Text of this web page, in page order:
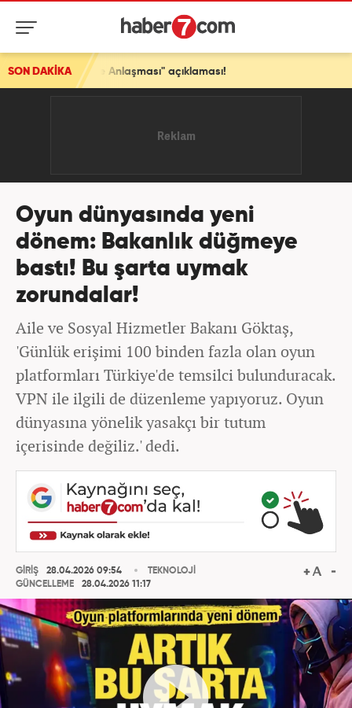
SON DAKİKA
açıklaması!
Oyun dünyasında yeni
dönem: Bakanlık düğmeye
bastı! Bu şarta uymak
zorundalar!
Aile ve Sosyal Hizmetler Bakanı Göktaş,
'Günlük erişimi 100 binden fazla olan oyun
platformları Türkiye'de temsilci bulunduracak.
VPN ile ilgili de düzenleme yapıyoruz. Oyun
dünyasına yönelik yasakçı bir tutum
içerisinde değiliz.' dedi.
GİRİŞ
28.04.2026 09:54
GÜNCELLEME
28.04.2026 11:17
TEKNOLOJİ